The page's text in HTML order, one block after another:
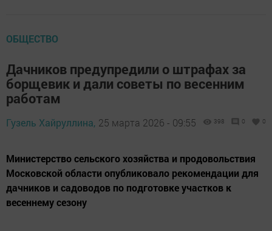
ОБЩЕСТВО
Дачников предупредили о штрафах за
борщевик и дали советы по весенним
работам
Гузель Хайруллина, 25 марта 2026 - 09:55 398 0 0
Министерство сельского хозяйства и продовольствия
Московской области опубликовало рекомендации для
дачников и садоводов по подготовке участков к
весеннему сезону